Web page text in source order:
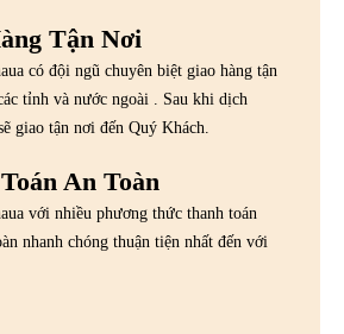
Tận Nơi
có đội ngũ chuyên biệt giao hàng tận
tỉnh và nước ngoài . Sau khi dịch
giao tận nơi đến Quý Khách.
An Toàn
với nhiều phương thức thanh toán
nhanh chóng thuận tiện nhất đến với